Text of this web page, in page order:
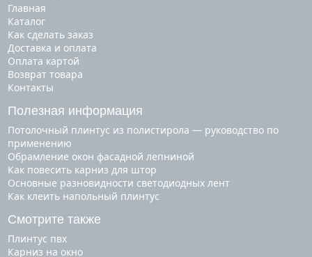
Главная
Каталог
Как сделать заказ
Доставка и оплата
Оплата картой
Возврат товара
Контакты
Полезная информация
Потолочный плинтус из полистирола — руководство по
применению
Обрамление окон фасадной лепниной
Как повесить карниз для штор
Основные разновидности светодиодных лент
Как клеить напольный плинтус
Смотрите также
плинтус пвх
карниз на окно